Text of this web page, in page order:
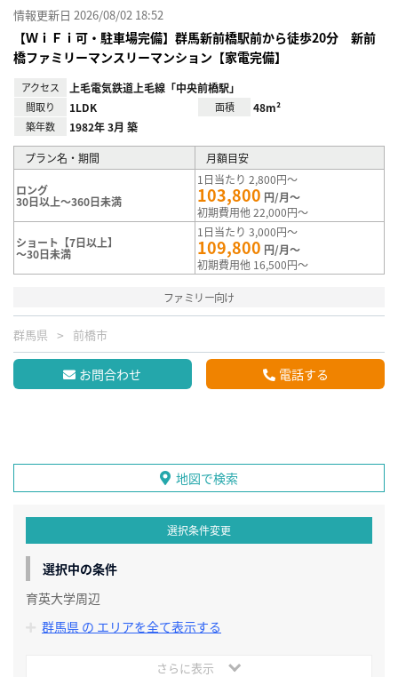
情報更新日 2026/08/02 18:52
【ＷｉＦｉ可・駐車場完備】群馬新前橋駅前から徒歩20分 新前
橋ファミリーマンスリーマンション【家電完備】
アクセス 上毛電気鉄道上毛線「中央前橋駅」
間取り 1LDK 面積 48m²
築年数 1982年 3月 築
プラン名・期間 月額目安
ロング
30日以上～360日未満
1日当たり 2,800円～
103,800 円/月～
初期費用他 22,000円～
ショート【7日以上】
～30日未満
1日当たり 3,000円～
109,800 円/月～
初期費用他 16,500円～
ファミリー向け
群馬県 前橋市
お問合わせ 電話する
地図で検索
選択条件変更
選択中の条件
育英大学周辺
群馬県 の エリアを全て表示する
さらに表示